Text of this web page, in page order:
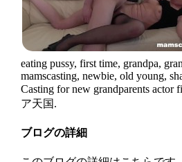
eating pussy, first time, grandpa,
mamscasting, newbie, old young,
Casting for new grandparents actor
ア天国.
ブログの詳細